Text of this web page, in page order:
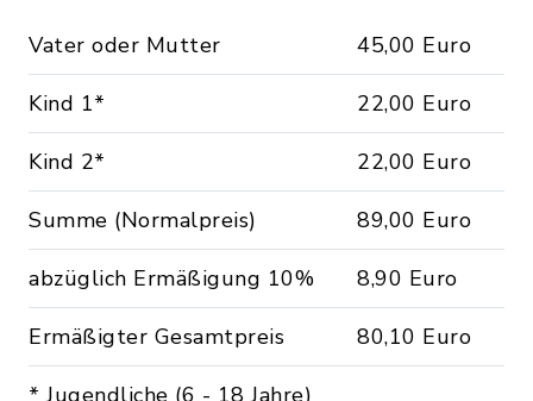
Vater oder Mutter 45,00 Euro
Kind 1* 22,00 Euro
Kind 2* 22,00 Euro
Summe (Normalpreis) 89,00 Euro
abzüglich Ermäßigung 10% 8,90 Euro
Ermäßigter Gesamtpreis 80,10 Euro
* Jugendliche (6 - 18 Jahre)